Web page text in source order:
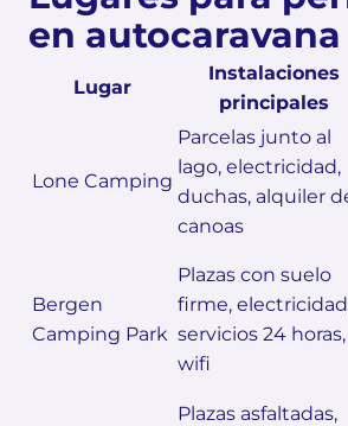
en autocaravana
Lugar
Instalaciones
principales
Lone Camping
Parcelas junto al
lago, electricidad,
duchas, alquiler
canoas
Bergen
Camping Park
Plazas con suelo
firme,
servicios 24 horas,
wifi
Plazas asfaltadas,